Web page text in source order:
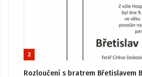
2
Rozloučení s bratrem Břetislavem